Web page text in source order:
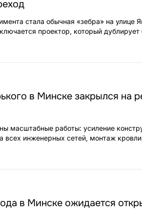
стала обычная «зебра» на улице
проектор, который
в Минске закрылся на
масштабные работы: усиление
всех инженерных сетей, монтаж
в Минске ожидается